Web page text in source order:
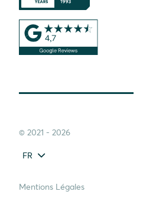
© 2021 - 2026
FR
Mentions Légales